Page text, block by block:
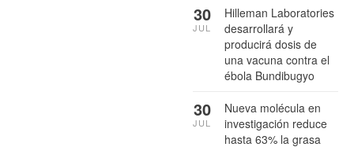
Hilleman Laboratories
desarrollará y
producirá dosis de
una vacuna contra el
ébola Bundibugyo
30
JUL
Nueva molécula en
investigación reduce
hasta 63% la grasa
30
JUL